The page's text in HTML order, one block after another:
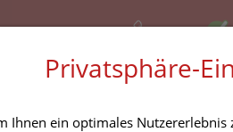
+43 (01) 3683167 Offen
Privatsphäre-
Ihnen ein optimales